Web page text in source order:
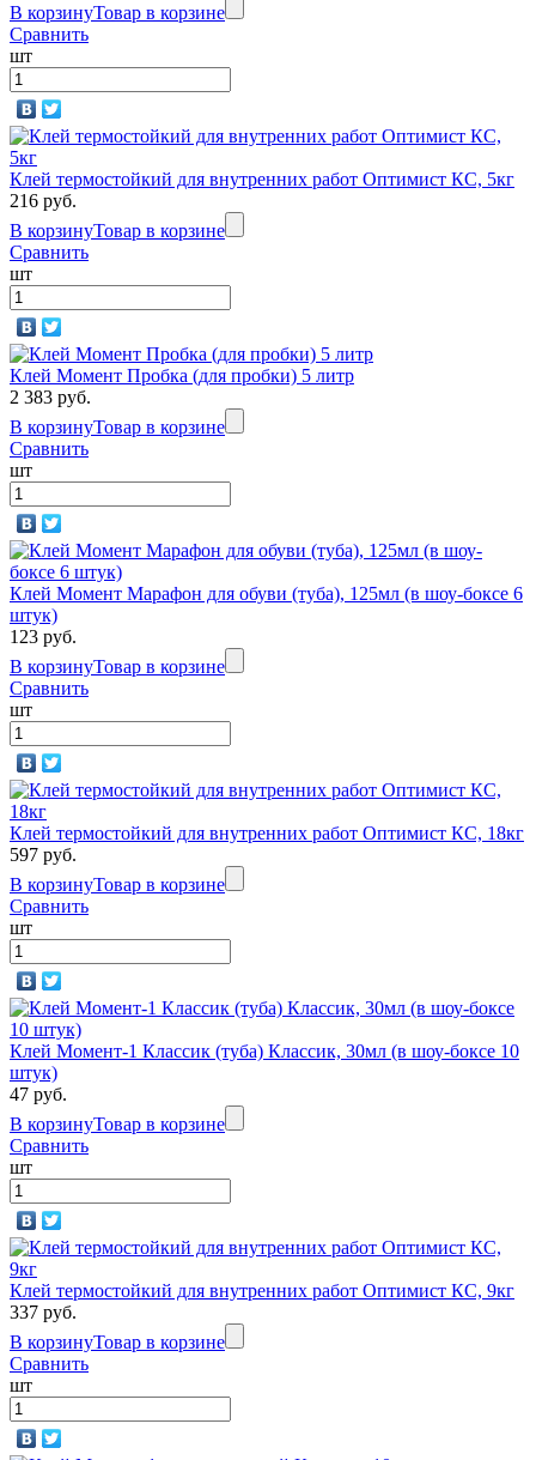
В корзинуТовар в корзине
Сравнить
шт
Клей термостойкий для внутренних работ Оптимист КС, 5кг
216 руб.
В корзинуТовар в корзине
Сравнить
шт
Клей Момент Пробка (для пробки) 5 литр
2 383 руб.
В корзинуТовар в корзине
Сравнить
шт
Клей Момент Марафон для обуви (туба), 125мл (в шоу-боксе 6
штук)
123 руб.
В корзинуТовар в корзине
Сравнить
шт
Клей термостойкий для внутренних работ Оптимист КС, 18кг
597 руб.
В корзинуТовар в корзине
Сравнить
шт
Клей Момент-1 Классик (туба) Классик, 30мл (в шоу-боксе 10
штук)
47 руб.
В корзинуТовар в корзине
Сравнить
шт
Клей термостойкий для внутренних работ Оптимист КС, 9кг
337 руб.
В корзинуТовар в корзине
Сравнить
шт